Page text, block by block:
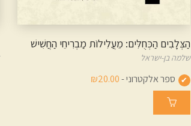
הַצְּלָבִים הַכְּחֻלִּים: מֵעֲלִילוֹת מַבְרִיחֵי הַחֲשִׁישׁ
שלמה בן-ישראל
ספר אלקטרוני -₪20.00